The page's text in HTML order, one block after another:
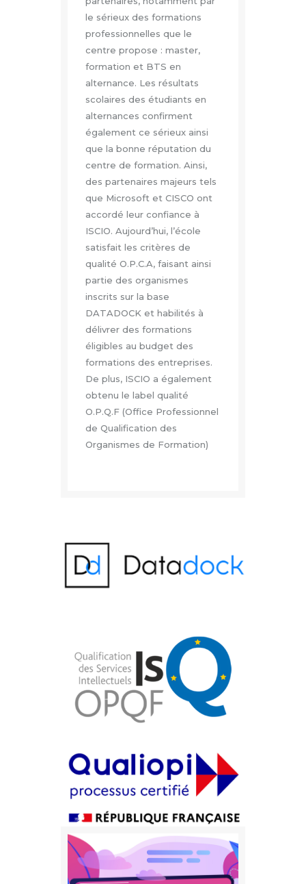
le sérieux des formations
professionnelles que le
centre propose : master,
formation et BTS en
alternance. Les résultats
scolaires des étudiants en
alternances confirment
également ce sérieux ainsi
que la bonne réputation du
centre de formation. Ainsi,
des partenaires majeurs tels
que Microsoft et CISCO ont
accordé leur confiance à
ISCIO. Aujourd’hui, l’école
satisfait les critères de
qualité O.P.C.A, faisant ainsi
partie des organismes
inscrits sur la base
DATADOCK et habilités à
délivrer des formations
éligibles au budget des
formations des entreprises.
De plus, ISCIO a également
obtenu le label qualité
O.P.Q.F (Office Professionnel
de Qualification des
Organismes de Formation)